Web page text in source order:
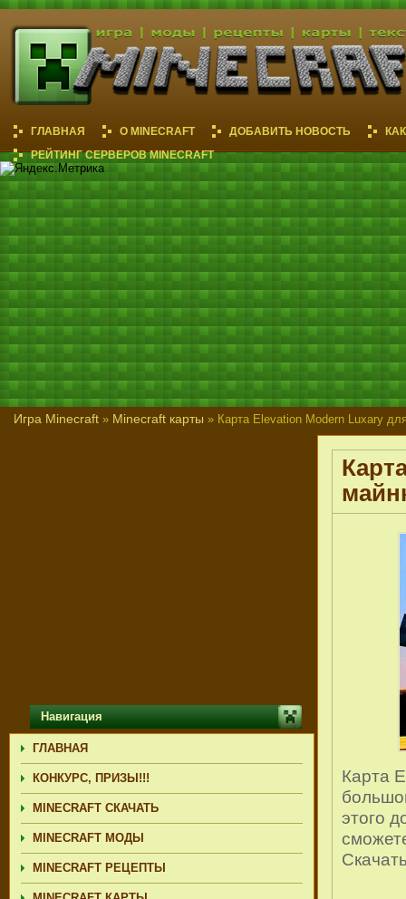
ГЛАВНАЯ О MINECRAFT ДОБАВИТЬ НОВОСТЬ
РЕЙТИНГ СЕРВЕРОВ MINECRAFT
Игра Minecraft » Minecraft карты » Карта Elevation Modern Luxary
Навигация
ГЛАВНАЯ
КОНКУРС, ПРИЗЫ!!!
MINECRAFT СКАЧАТЬ
MINECRAFT МОДЫ
MINECRAFT РЕЦЕПТЫ
Карта
этого